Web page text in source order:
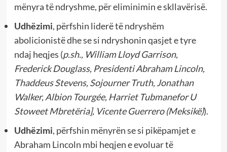
mënyra të ndryshme, për eliminimin e skllavërisë.
Udhëzimi, përfshin liderë të ndryshëm
abolicionistë dhe se si ndryshonin qasjet e tyre
ndaj heqjes (p.sh., William Lloyd Garrison,
Frederick Douglass, Presidenti Abraham Lincoln,
Thaddeus Stevens, Sojourner Truth, Jonathan
Walker, Albion Tourgée, Harriet Tubmanefor U
Stoweet Mbretëria], Vicente Guerrero (Meksikë)).
Udhëzimi, përfshin mënyrën se si pikëpamjet e
Abraham Lincoln mbi heqjen e evoluar të